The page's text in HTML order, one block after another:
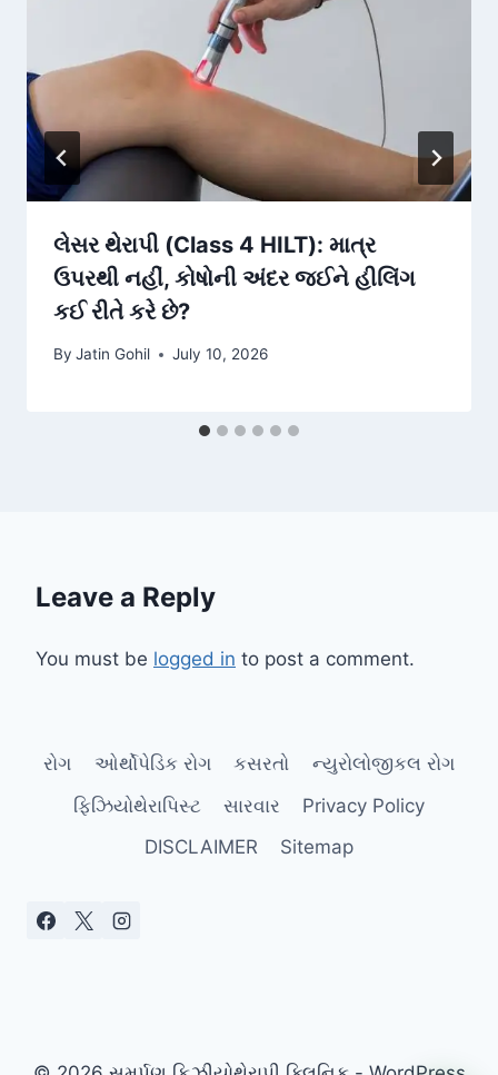
લેસર થેરાપી (Class 4 HILT): માત્ર
ઉપરથી નહીં, કોષોની અંદર જઈને હીલિંગ
કઈ રીતે કરે છે?
By Jatin Gohil July 10, 2026
Leave a Reply
You must be logged in to post a comment.
રોગ ઓર્થોપેડિક રોગ કસરતો
ન્યુરોલોજીકલ રોગ
ફિઝિયોથેરાપિસ્ટ
સારવાર
Privacy Policy
DISCLAIMER
Sitemap